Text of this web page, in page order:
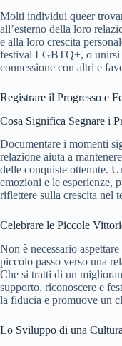
Molti individui queer
all’esterno della loro
e alla loro crescita
festival LGBTQ+, o unirsi
connessione con altri e
Registrare il Progresso e
Cosa Significa Segnare i
Documentare i momenti
relazione aiuta a
delle conquiste ottenute.
emozioni e le esperienze,
riflettere sulla crescita nel
Celebrare le Piccole
Non è necessario
piccolo passo verso una
Che si tratti di un
supporto, riconoscere e
la fiducia e promuove un
Lo Sviluppo di una